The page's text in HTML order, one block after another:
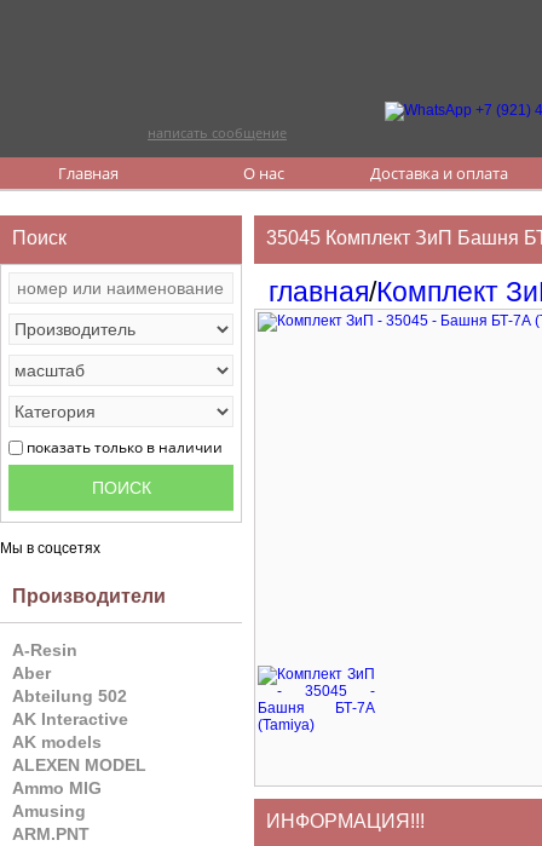
написать сообщение
Главная О нас Доставка и оплата
Поиск
показать только в наличии
Мы в соцсетях
Производители
A-Resin
Aber
Abteilung 502
AK Interactive
AK models
ALEXEN MODEL
Ammo MIG
Amusing
ARM.PNT
35045 Комплект ЗиП Башня
главная/Комплект
ИНФОРМАЦИЯ!!!